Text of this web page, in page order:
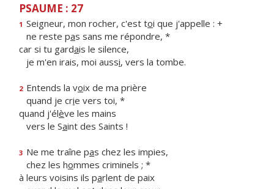
PSAUME : 27
1 Seigneur, mon rocher, c'est toi que j'appelle : +
ne reste pas sans me répondre, *
car si tu gardais le silence,
je m'en irais, moi aussi, vers la tombe.
2 Entends la voix de ma prière
quand je crie vers toi, *
quand j'élève les mains
vers le Saint des Saints !
3 Ne me traîne pas chez les impies,
chez les hommes criminels ; *
à leurs voisins ils parlent de paix